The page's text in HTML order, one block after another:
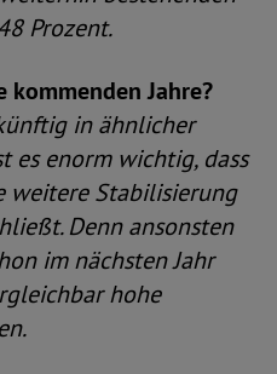
Prozent.
kommenden Jahre?
in ähnlicher
es enorm wichtig, dass
weitere Stabilisierung
Denn ansonsten
im nächsten Jahr
hohe